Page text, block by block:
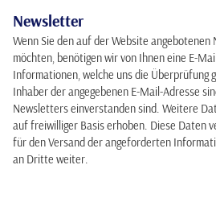
Newsletter
Wenn Sie den auf der Website
möchten, benötigen wir von Ihnen eine E-
Informationen, welche uns die Überprüfung
Inhaber der angegebenen E-Mail-Adresse
Newsletters einverstanden sind. Weitere
auf freiwilliger Basis erhoben. Diese Daten
für den Versand der angeforderten
an Dritte weiter.